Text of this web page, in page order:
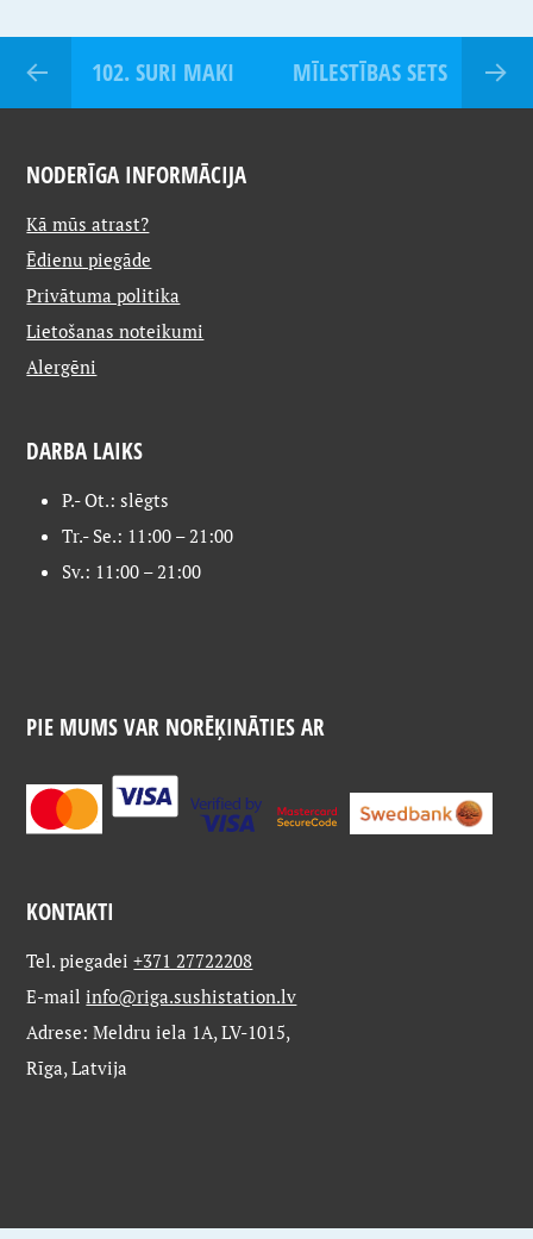
102. SURI MAKI MĪLESTĪBAS SETS
NODERĪGA INFORMĀCIJA
Kā mūs atrast?
Ēdienu piegāde
Privātuma politika
Lietošanas noteikumi
Alergēni
DARBA LAIKS
P.- Ot.: slēgts
Tr.- Se.: 11:00 – 21:00
Sv.: 11:00 – 21:00
PIE MUMS VAR NORĒĶINĀTIES AR
KONTAKTI
Tel. piegadei+371 27722208
E-mailinfo@riga.sushistation.lv
Adrese: Meldru iela 1A, LV-1015,
Rīga, Latvija